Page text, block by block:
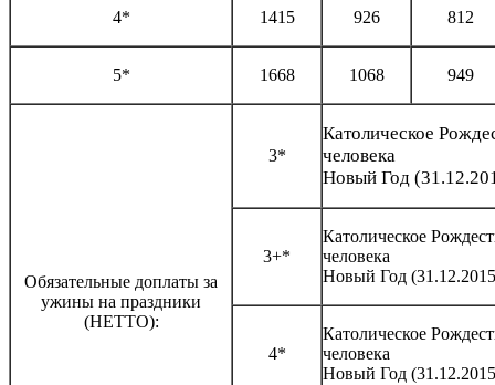
4* 1415 926 812
5* 1668 1068 949
Обязательные доплаты за
ужины на праздники
(НЕТТО):
3*
Католическое
человека
Новый Год
3+*
Католическое
человека
Новый Год
4*
Католическое
человека
Новый Год